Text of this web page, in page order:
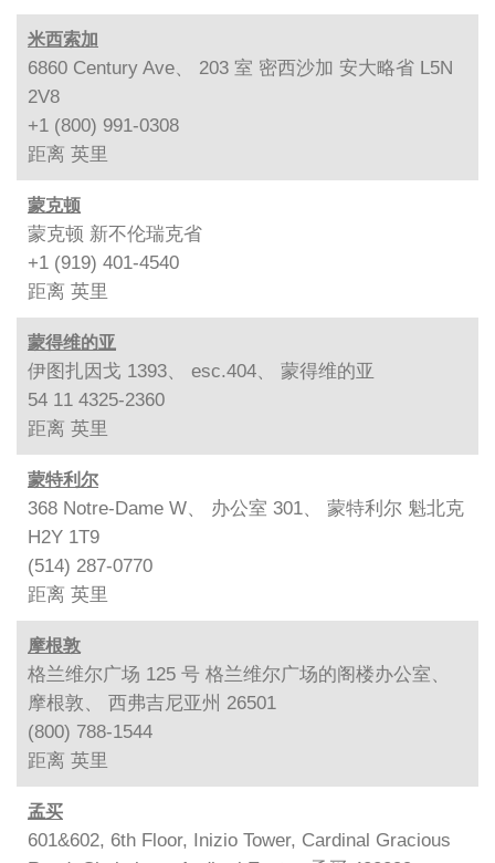
米西索加
6860 Century Ave、 203 室 密西沙加 安大略省 L5N
2V8
+1 (800) 991-0308
距离 英里
蒙克顿
蒙克顿 新不伦瑞克省
+1 (919) 401-4540
距离 英里
蒙得维的亚
伊图扎因戈 1393、 esc.404、 蒙得维的亚
54 11 4325-2360
距离 英里
蒙特利尔
368 Notre-Dame W、 办公室 301、 蒙特利尔 魁北克
H2Y 1T9
(514) 287-0770
距离 英里
摩根敦
格兰维尔广场 125 号 格兰维尔广场的阁楼办公室、
摩根敦、 西弗吉尼亚州 26501
(800) 788-1544
距离 英里
孟买
601&602, 6th Floor, Inizio Tower, Cardinal Gracious